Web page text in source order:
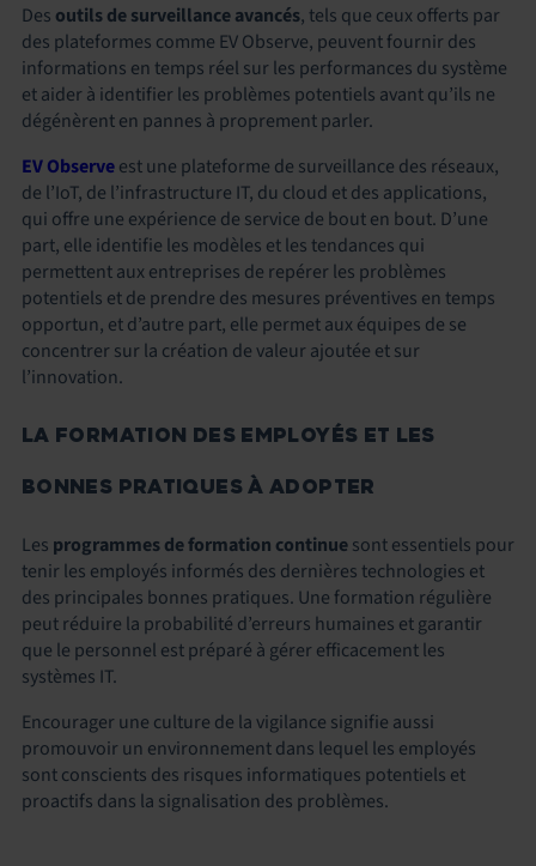
Des outils de surveillance avancés, tels que ceux offerts par
des plateformes comme EV Observe, peuvent fournir des
informations en temps réel sur les performances du système
et aider à identifier les problèmes potentiels avant qu’ils ne
dégénèrent en pannes à proprement parler.
EV Observeest une plateforme de surveillance des réseaux,
de l’IoT, de l’infrastructure IT, du cloud et des applications,
qui offre une expérience de service de bout en bout. D’une
part, elle identifie les modèles et les tendances qui
permettent aux entreprises de repérer les problèmes
potentiels et de prendre des mesures préventives en temps
opportun, et d’autre part, elle permet aux équipes de se
concentrer sur la création de valeur ajoutée et sur
l’innovation.
LA FORMATION DES EMPLOYÉS ET LES
BONNES PRATIQUES À ADOPTER
Les programmes de formation continuesont essentiels pour
tenir les employés informés des dernières technologies et
des principales bonnes pratiques. Une formation régulière
peut réduire la probabilité d’erreurs humaines et garantir
que le personnel est préparé à gérer efficacement les
systèmes IT.
Encourager une culture de la vigilance signifie aussi
promouvoir un environnement dans lequel les employés
sont conscients des risques informatiques potentiels et
proactifs dans la signalisation des problèmes.